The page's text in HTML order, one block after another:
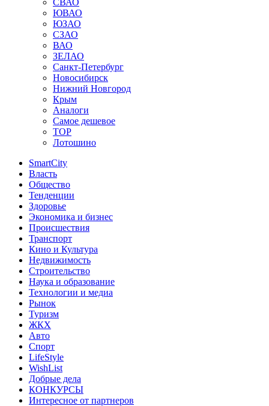
СВАО
ЮВАО
ЮЗАО
СЗАО
ВАО
ЗЕЛАО
Санкт-Петербург
Новосибирск
Нижний Новгород
Крым
Аналоги
Самое дешевое
TOP
Лотошино
SmartCity
Власть
Общество
Тенденции
Здоровье
Экономика и бизнес
Происшествия
Транспорт
Кино и Культура
Недвижимость
Строительство
Наука и образование
Технологии и медиа
Рынок
Туризм
ЖКХ
Авто
Спорт
LifeStyle
WishList
Добрые дела
КОНКУРСЫ
Интересное от партнеров